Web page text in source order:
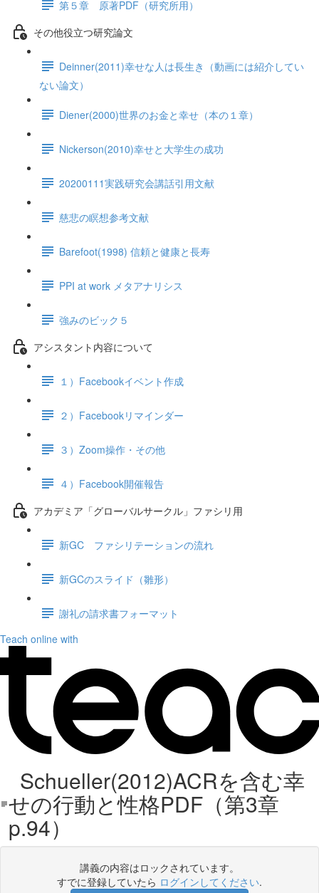
第５章 原著PDF（研究所用）
その他役立つ研究論文
Deinner(2011)幸せな人は長生き（動画には紹介してい
ない論文）
Diener(2000)世界のお金と幸せ（本の１章）
Nickerson(2010)幸せと大学生の成功
20200111実践研究会講話引用文献
慈悲の瞑想参考文献
Barefoot(1998) 信頼と健康と長寿
PPI at work メタアナリシス
強みのビック５
アシスタント内容について
１）Facebookイベント作成
２）Facebookリマインダー
３）Zoom操作・その他
４）Facebook開催報告
アカデミア「グローバルサークル」ファシリ用
新GC ファシリテーションの流れ
新GCのスライド（雛形）
謝礼の請求書フォーマット
Teach online with
Schueller(2012)ACRを含む幸
せの行動と性格PDF（第3章
p.94）
講義の内容はロックされています。
すでに登録していたら ログインしてください.